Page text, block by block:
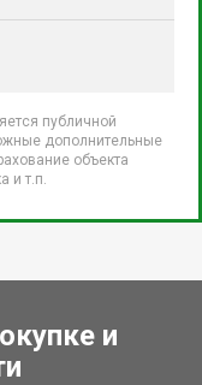
публичной
дополнительные
объекта
и т.п.
и